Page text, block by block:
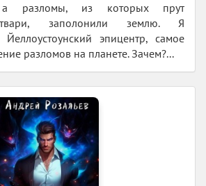
а разломы, из которых прут
заполонили землю. Я
эпицентр, самое
разломов на планете. Зачем?...